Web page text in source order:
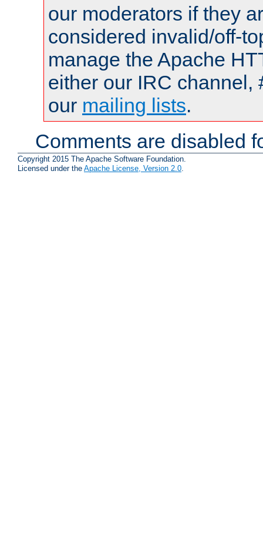
our moderators if they
considered invalid/off-
manage the Apache
either our IRC channel,
our mailing lists.
Comments are disabled
Copyright 2015 The Apache Software Foundation.
Licensed under the Apache License, Version 2.0.